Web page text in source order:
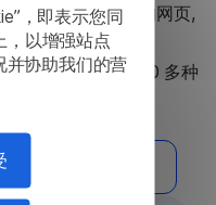
，即表示您同
，以增强站点
并协助我们的营
定价格翻译无限的网页,
云服务不同。
描述本地化为 100 多种
的购买转化率。